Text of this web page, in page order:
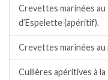
Crevettes marinées
d’Espelette (apéritif).
Crevettes marinées
Cuillères apéritives à